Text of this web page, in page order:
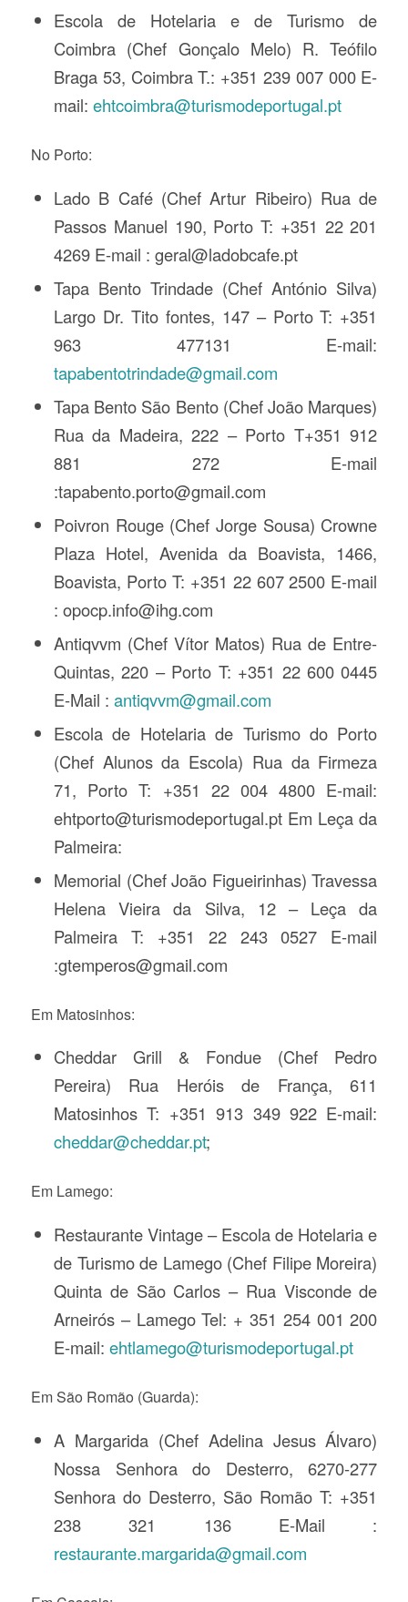
Escola de Hotelaria e de Turismo de
Coimbra (Chef Gonçalo Melo) R. Teófilo
Braga 53, Coimbra T.: +351 239 007 000 E-
mail: ehtcoimbra@turismodeportugal.pt
No Porto:
Lado B Café (Chef Artur Ribeiro) Rua de
Passos Manuel 190, Porto T: +351 22 201
4269 E-mail : geral@ladobcafe.pt
Tapa Bento Trindade (Chef António Silva)
Largo Dr. Tito fontes, 147 – Porto T: +351
963 477131 E-mail:
tapabentotrindade@gmail.com
Tapa Bento São Bento (Chef João Marques)
Rua da Madeira, 222 – Porto T+351 912
881 272 E-mail
:tapabento.porto@gmail.com
Poivron Rouge (Chef Jorge Sousa) Crowne
Plaza Hotel, Avenida da Boavista, 1466,
Boavista, Porto T: +351 22 607 2500 E-mail
: opocp.info@ihg.com
Antiqvvm (Chef Vítor Matos) Rua de Entre-
Quintas, 220 – Porto T: +351 22 600 0445
E-Mail : antiqvvm@gmail.com
Escola de Hotelaria de Turismo do Porto
(Chef Alunos da Escola) Rua da Firmeza
71, Porto T: +351 22 004 4800 E-mail:
ehtporto@turismodeportugal.pt Em Leça da
Palmeira:
Memorial (Chef João Figueirinhas) Travessa
Helena Vieira da Silva, 12 – Leça da
Palmeira T: +351 22 243 0527 E-mail
:gtemperos@gmail.com
Em Matosinhos:
Cheddar Grill & Fondue (Chef Pedro
Pereira) Rua Heróis de França, 611
Matosinhos T: +351 913 349 922 E-mail:
cheddar@cheddar.pt;
Em Lamego:
Restaurante Vintage – Escola de Hotelaria e
de Turismo de Lamego (Chef Filipe Moreira)
Quinta de São Carlos – Rua Visconde de
Arneirós – Lamego Tel: + 351 254 001 200
E-mail: ehtlamego@turismodeportugal.pt
Em São Romão (Guarda):
A Margarida (Chef Adelina Jesus Álvaro)
Nossa Senhora do Desterro, 6270-277
Senhora do Desterro, São Romão T: +351
238 321 136 E-Mail :
restaurante.margarida@gmail.com